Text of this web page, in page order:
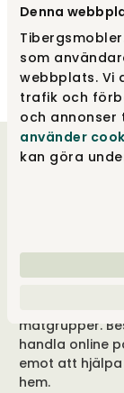
Denna
som
webbplats. Vi
trafik och
och annonser
använder
kan göra
hjälpa dig
Tibergs
Majorna,
stolta över att
hela Sverige.
våningar, är
sängar, till
matgrupper.
handla online
emot att
hem.